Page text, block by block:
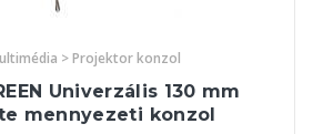
> Projektor konzol
Univerzális 130 mm
mennyezeti konzol